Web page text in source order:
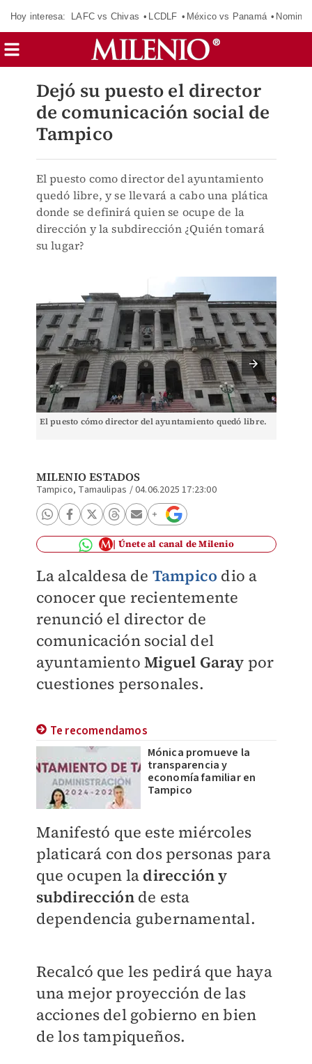
Hoy interesa: LAFC vs Chivas LCDLF México vs Panamá
Dejó su puesto el director
de comunicación social de
Tampico
El puesto como director del ayuntamiento
quedó libre, y se llevará a cabo una plática
donde se definirá quien se ocupe de la
dirección y la subdirección ¿Quién tomará
su lugar?
El puesto cómo director del ayuntamiento quedó libre.
MILENIO ESTADOS
Tampico, Tamaulipas /04.06.2025 17:23:00
Únete al canal de Milenio
La alcaldesa de Tampico dio a
conocer que recientemente
renunció el director de
comunicación social del
ayuntamientoMiguel Garay por
cuestiones personales.
Te recomendamos
Mónica promueve la
transparencia y
economía familiar en
Tampico
Manifestó que este miércoles
platicará con dos personas para
que ocupen la dirección y
subdirecciónde esta
dependencia gubernamental.
Recalcó que les pedirá que haya
una mejor proyección de las
acciones del gobierno en bien
de los tampiqueños.